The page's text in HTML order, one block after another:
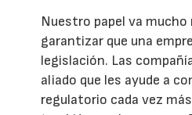
Nuestro papel va mucho
garantizar que una
legislación. Las
aliado que les ayude a
regulatorio cada vez